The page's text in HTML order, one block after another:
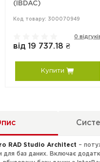
(IBDAC)
Код товару: 300070949
0
від 19 737.18 ₴
Купити
RAD Studio Architect –
баз даних. Включає